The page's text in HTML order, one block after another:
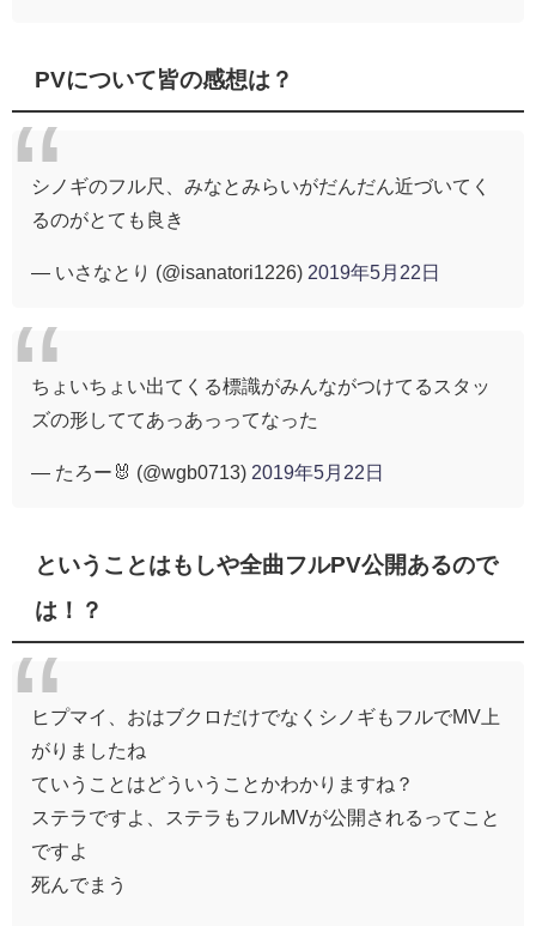
PVについて皆の感想は？
シノギのフル尺、みなとみらいがだんだん近づいてく
るのがとても良き
— いさなとり (@isanatori1226) 2019年5月22日
ちょいちょい出てくる標識がみんながつけてるスタッ
ズの形しててあっあっってなった
— たろー🐰 (@wgb0713) 2019年5月22日
ということはもしや全曲フルPV公開あるので
は！？
ヒプマイ、おはブクロだけでなくシノギもフルでMV上
がりましたね
ていうことはどういうことかわかりますね？
ステラですよ、ステラもフルMVが公開されるってこと
ですよ
死んでまう